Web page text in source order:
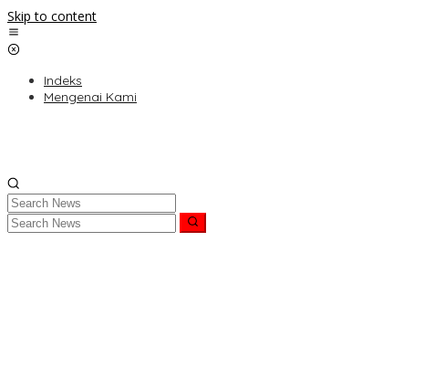
Skip to content
Indeks
Mengenai Kami